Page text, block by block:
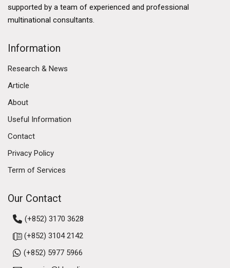
supported by a team of experienced and professional
multinational consultants.
Information
Research & News
Article
About
Useful Information
Contact
Privacy Policy
Term of Services
Our Contact
(+852) 3170 3628
(+852) 3104 2142
(+852) 5977 5966